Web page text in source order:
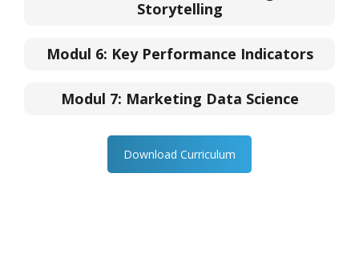
Storytelling
Modul 6: Key Performance Indicators
Modul 7: Marketing Data Science
Download Curriculum